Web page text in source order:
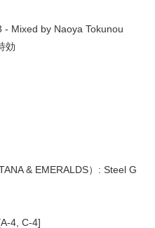
Mixed by Naoya Tokunou
効
& EMERALDS）: Steel G
4, C-4]